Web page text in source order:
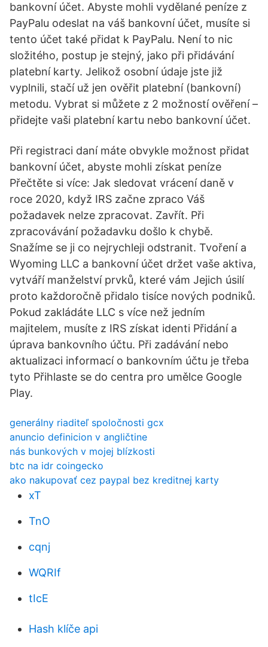
bankovní účet. Abyste mohli vydělané peníze z
PayPalu odeslat na váš bankovní účet, musíte si
tento účet také přidat k PayPalu. Není to nic
složitého, postup je stejný, jako při přidávání
platební karty. Jelikož osobní údaje jste již
vyplnili, stačí už jen ověřit platební (bankovní)
metodu. Vybrat si můžete z 2 možností ověření –
přidejte vaši platební kartu nebo bankovní účet.
Při registraci daní máte obvykle možnost přidat
bankovní účet, abyste mohli získat peníze
Přečtěte si více: Jak sledovat vrácení daně v
roce 2020, když IRS začne zpraco Váš
požadavek nelze zpracovat. Zavřít. Při
zpracovávání požadavku došlo k chybě.
Snažíme se ji co nejrychleji odstranit. Tvoření a
Wyoming LLC a bankovní účet držet vaše aktiva,
vytváří manželství prvků, které vám Jejich úsilí
proto každoročně přidalo tisíce nových podniků.
Pokud zakládáte LLC s více než jedním
majitelem, musíte z IRS získat identi Přidání a
úprava bankovního účtu. Při zadávání nebo
aktualizaci informací o bankovním účtu je třeba
tyto Přihlaste se do centra pro umělce Google
Play.
generálny riaditeľ spoločnosti gcx
anuncio definicion v angličtine
nás bunkových v mojej blízkosti
btc na idr coingecko
ako nakupovať cez paypal bez kreditnej karty
xT
TnO
cqnj
WQRIf
tIcE
Hash klíče api